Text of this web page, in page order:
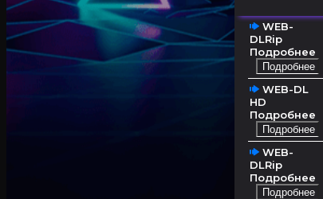
WEB-
DLRip
Подробнее
Подробнее
WEB-DL
HD
Подробнее
Подробнее
WEB-
DLRip
Подробнее
Подробнее